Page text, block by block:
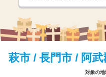
萩市 / 長門市 / 阿
対象の地